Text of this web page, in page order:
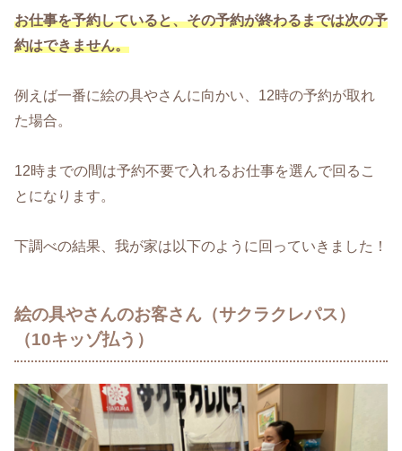
お仕事を予約していると、その予約が終わるまでは次の予
約はできません。
例えば一番に絵の具やさんに向かい、12時の予約が取れ
た場合。
12時までの間は予約不要で入れるお仕事を選んで回るこ
とになります。
下調べの結果、我が家は以下のように回っていきました！
絵の具やさんのお客さん（サクラクレパス）
（10キッゾ払う）